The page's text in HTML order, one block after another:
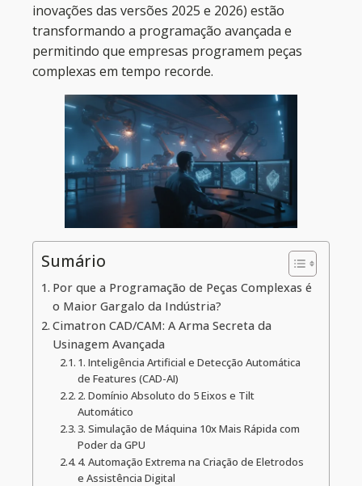
inovações das versões 2025 e 2026) estão
transformando a programação avançada e
permitindo que empresas programem peças
complexas em tempo recorde.
Sumário
Por que a Programação de Peças Complexas é
o Maior Gargalo da Indústria?
Cimatron CAD/CAM: A Arma Secreta da
Usinagem Avançada
1. Inteligência Artificial e Detecção Automática
de Features (CAD-AI)
2. Domínio Absoluto do 5 Eixos e Tilt
Automático
3. Simulação de Máquina 10x Mais Rápida com
Poder da GPU
4. Automação Extrema na Criação de Eletrodos
e Assistência Digital